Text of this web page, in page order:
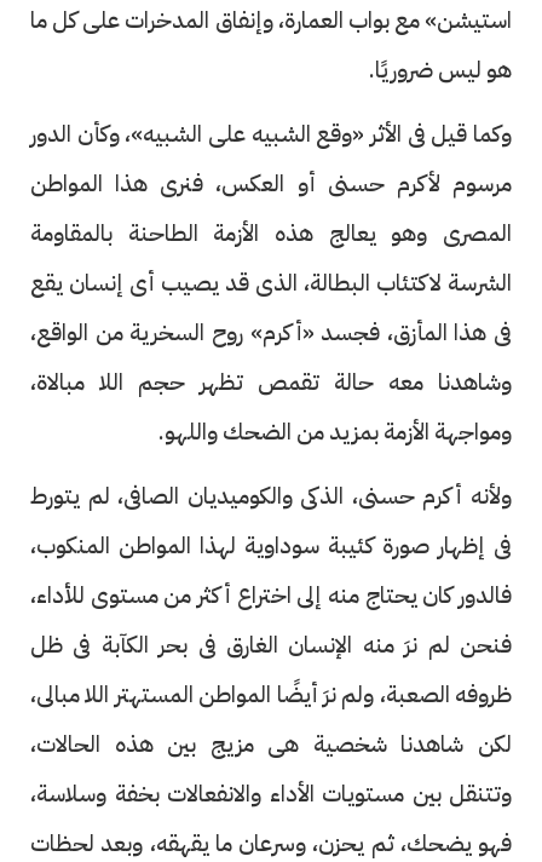
استيشن» مع بواب العمارة، وإنفاق المدخرات على كل ما
هو ليس ضروريًا.
وكما قيل فى الأثر «وقع الشبيه على الشبيه»، وكأن الدور
مرسوم لأكرم حسنى أو العكس، فنرى هذا المواطن
المصرى وهو يعالج هذه الأزمة الطاحنة بالمقاومة
الشرسة لاكتئاب البطالة، الذى قد يصيب أى إنسان يقع
فى هذا المأزق، فجسد «أكرم» روح السخرية من الواقع،
وشاهدنا معه حالة تقمص تظهر حجم اللا مبالاة،
ومواجهة الأزمة بمزيد من الضحك واللهو.
ولأنه أكرم حسنى، الذكى والكوميديان الصافى، لم يتورط
فى إظهار صورة كئيبة سوداوية لهذا المواطن المنكوب،
فالدور كان يحتاج منه إلى اختراع أكثر من مستوى للأداء،
فنحن لم نرَ منه الإنسان الغارق فى بحر الكآبة فى ظل
ظروفه الصعبة، ولم نرَ أيضًا المواطن المستهتر اللا مبالى،
لكن شاهدنا شخصية هى مزيج بين هذه الحالات،
وتتنقل بين مستويات الأداء والانفعالات بخفة وسلاسة،
فهو يضحك، ثم يحزن، وسرعان ما يقهقه، وبعد لحظات